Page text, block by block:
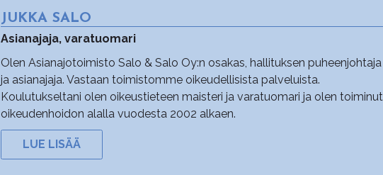
JUKKA SALO
Asianajaja, varatuomari
Olen Asianajotoimisto Salo & Salo Oy:n osakas, hallituksen puheenjohtaja
ja asianajaja. Vastaan toimistomme oikeudellisista palveluista.
Koulutukseltani olen oikeustieteen maisteri ja varatuomari ja olen toiminut
oikeudenhoidon alalla vuodesta 2002 alkaen.
LUE LISÄÄ